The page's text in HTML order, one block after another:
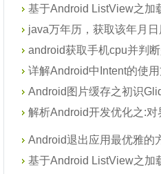
基于Android ListView之加
java万年历，获取该年月日
android获取手机cpu并判
详解Android中Intent的使
Android图片缓存之初识
解析Android开发优化之:
Android退出应用最优雅的
基于Android ListView之加